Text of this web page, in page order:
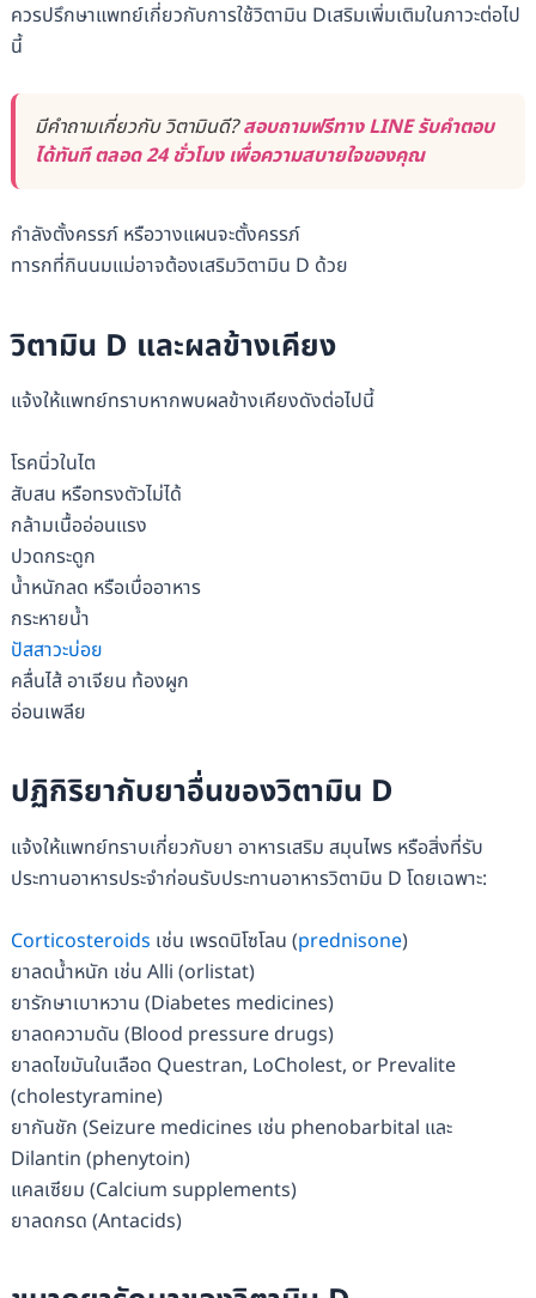
ควรปรึกษาแพทย์เกี่ยวกับการใช้วิตามิน Dเสริมเพิ่มเติมในภาวะต่อไป
นี้
มีคำถามเกี่ยวกับ วิตามินดี?สอบถามฟรีทาง LINE รับคำตอบ
ได้ทันที ตลอด 24 ชั่วโมง เพื่อความสบายใจของคุณ
กำลังตั้งครรภ์ หรือวางแผนจะตั้งครรภ์
ทารกที่กินนมแม่อาจต้องเสริมวิตามิน D ด้วย
วิตามิน D และผลข้างเคียง
แจ้งให้แพทย์ทราบหากพบผลข้างเคียงดังต่อไปนี้
โรคนิ่วในไต
สับสน หรือทรงตัวไม่ได้
กล้ามเนื้ออ่อนแรง
ปวดกระดูก
น้ำหนักลด หรือเบื่ออาหาร
กระหายน้ำ
ปัสสาวะบ่อย
คลื่นไส้ อาเจียน ท้องผูก
อ่อนเพลีย
ปฏิกิริยากับยาอื่นของวิตามิน D
แจ้งให้แพทย์ทราบเกี่ยวกับยา อาหารเสริม สมุนไพร หรือสิ่งที่รับ
ประทานอาหารประจำก่อนรับประทานอาหารวิตามิน D โดยเฉพาะ:
Corticosteroids เช่น เพรดนิโซโลน (prednisone)
ยาลดน้ำหนัก เช่น Alli (orlistat)
ยารักษาเบาหวาน (Diabetes medicines)
ยาลดความดัน (Blood pressure drugs)
ยาลดไขมันในเลือด Questran, LoCholest, or Prevalite
(cholestyramine)
ยากันชัก (Seizure medicines เช่น phenobarbital และ
Dilantin (phenytoin)
แคลเซียม (Calcium supplements)
ยาลดกรด (Antacids)